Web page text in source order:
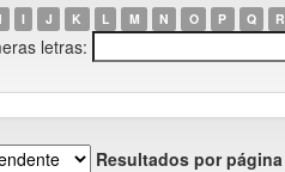
I J K L M N O P Q R
letras:
Resultados por página